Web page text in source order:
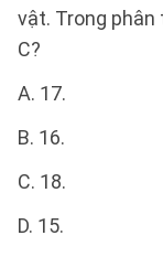
vật. Trong
C?
A. 17.
B. 16.
C. 18.
D. 15.